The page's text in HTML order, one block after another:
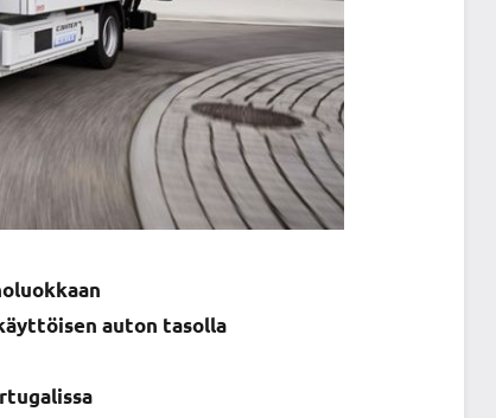
auton tasolla